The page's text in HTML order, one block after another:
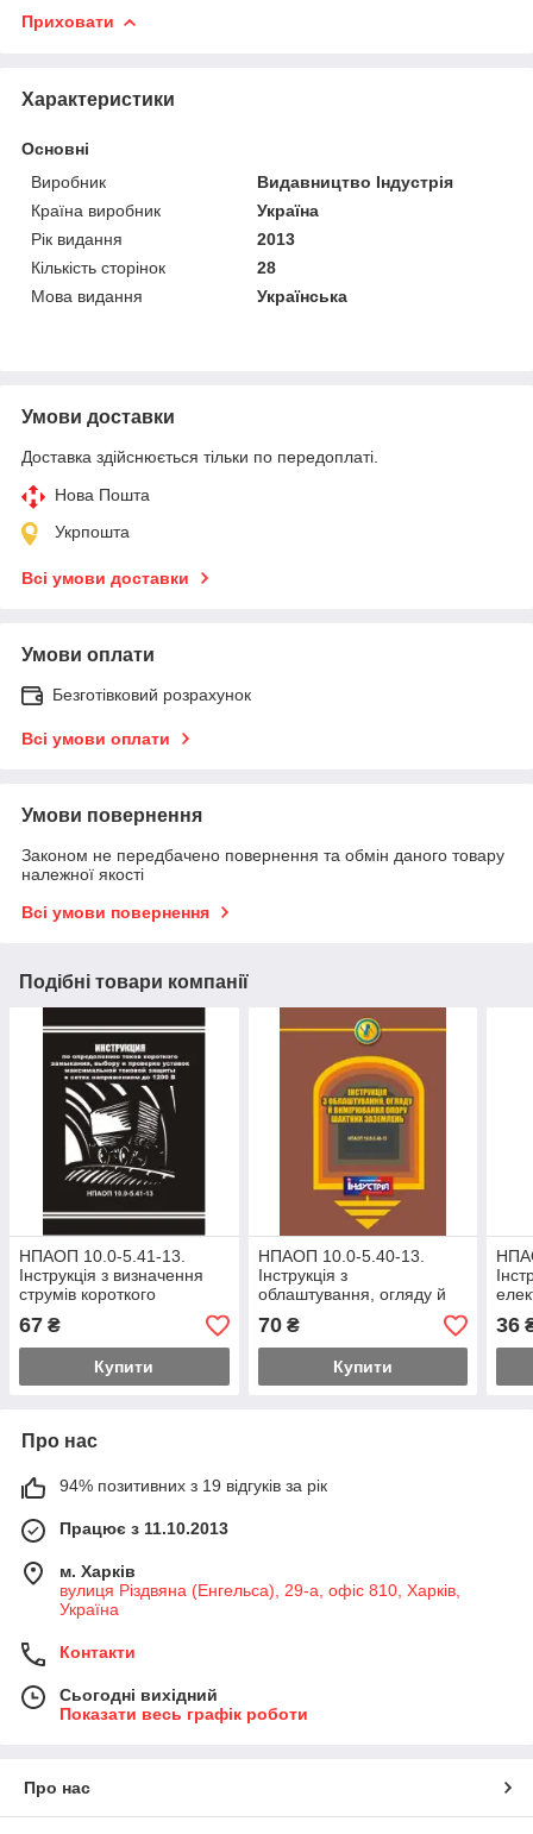
Приховати
Характеристики
Основні
Виробник
Видавництво Індустрія
Країна виробник
Україна
Рік видання
2013
Кількість сторінок
28
Мова видання
Українська
Умови доставки
Доставка здійснюється тільки по передоплаті.
Нова Пошта
Укрпошта
Всі умови доставки
Умови оплати
Безготівковий розрахунок
Всі умови оплати
Умови повернення
Законом не передбачено повернення та обмін даного товару
належної якості
Всі умови повернення
Подібні товари компанії
НПАОП 10.0-5.41-13.
Інструкція з визначення
струмів короткого
замикання, вибору і
перевірки уставок
максимальн
67 ₴
Купити
НПАОП 10.0-5.40-13.
Інструкція з
облаштування, огляду й
вимірювання опору
шахтних заземлень
70₴
Купити
елек
36
Про нас
94% позитивних з 19 відгуків за рік
Працює з 11.10.2013
м. Харків
вулиця Різдвяна (Енгельса), 29-а, офіс 810, Харків,
Україна
Контакти
Сьогодні вихідний
Показати весь графік роботи
Про нас